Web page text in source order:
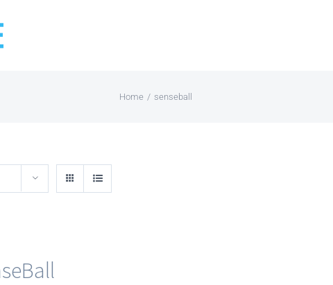
Home / senseball